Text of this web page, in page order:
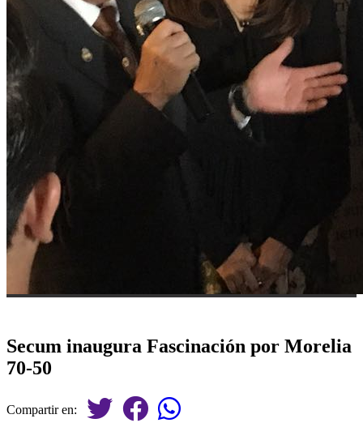
Secum inaugura Fascinación por Morelia
70-50
Compartir en: